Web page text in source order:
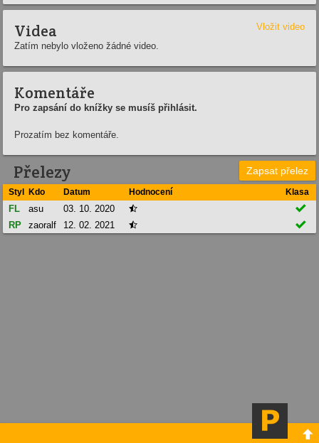
Videa
Vložit video
Zatím nebylo vloženo žádné video.
Komentáře
Pro zapsání do knížky se musíš přihlásit.
Prozatím bez komentáře.
Přelezy Zapsat přelez
Styl Kdo Datum Hodnocení Klasa
FL asu 03. 10. 2020 

RP
zaoralf 12. 02. 2021  
